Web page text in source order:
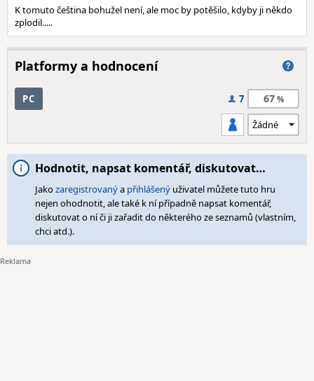
K tomuto čeština bohužel není, ale moc by potěšilo, kdyby ji někdo
zplodil.....
Platformy a hodnocení
PC 7 67
Hodnotit, napsat komentář, diskutovat…
Jakozaregistrovanýa přihlášený uživatel můžete tuto hru
nejen ohodnotit, ale také k ní případně napsat komentář,
diskutovat o ní či ji zařadit do některého ze seznamů (vlastním,
chci atd.).